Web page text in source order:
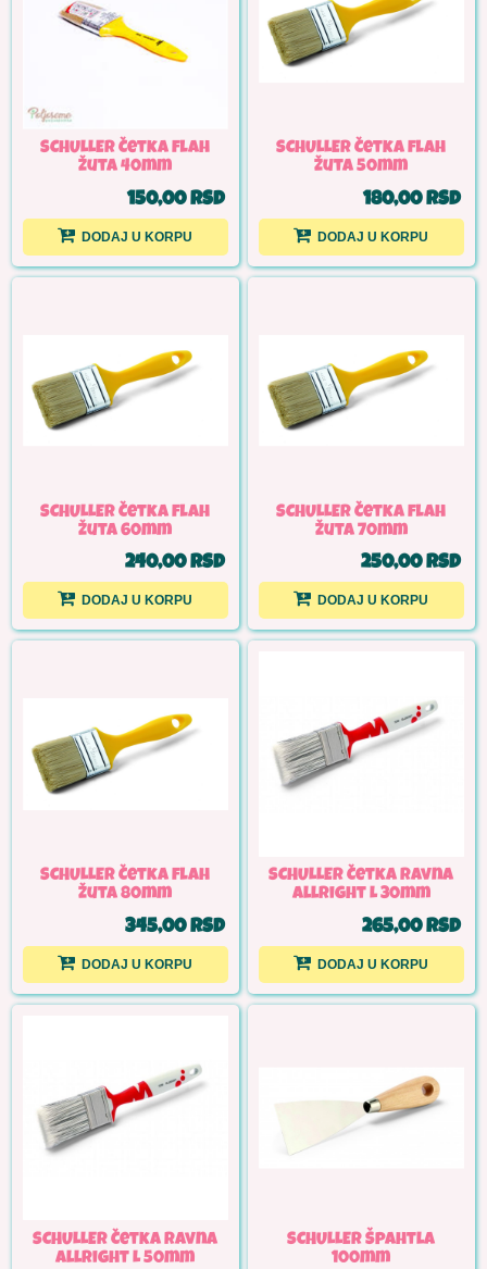
SCHULLER Četka flah
žuta 40mm
150,00 RSD
DODAJ U KORPU
SCHULLER Četka flah
žuta 50mm
180,00 RSD
DODAJ U KORPU
SCHULLER Četka flah
žuta 60mm
240,00 RSD
DODAJ U KORPU
SCHULLER Četka flah
žuta 70mm
250,00 RSD
DODAJ U KORPU
SCHULLER Četka flah
žuta 80mm
345,00 RSD
DODAJ U KORPU
SCHULLER Četka ravna
allright L 30mm
265,00 RSD
DODAJ U KORPU
SCHULLER Četka ravna
allright L 50mm
SCHULLER Špahtla
100mm